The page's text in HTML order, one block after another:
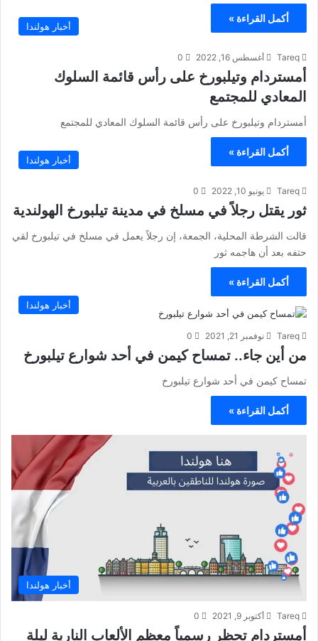
أكمل القراءة »
أخبار هولندا
Tareq أغسطس 16, 2022 0
أمستردام وتيلبورخ على رأس قائمة السلوك
المعادي للمجتمع
أمستردام وتيلبورخ على رأس قائمة السلوك المعادي للمجتمع
أكمل القراءة »
أخبار هولندا
Tareq يونيو 10, 2022 0
ثور يقتل رجلاً في مسلخ في مدينة تيلبورخ الهولندية
قالت الشرطة المحلية، الجمعة، إن رجلاً يعمل في مسلخ في تيلبورخ لقي
حتفه بعد أن هاجمه ثور
أكمل القراءة »
أخبار هولندا
Tareq نوفمبر 21, 2021 0
من أين جاء.. تمساح كيمن في أحد شوارع تيلبورخ
تمساح كيمن في أحد شوارع تيلبورخ
أكمل القراءة »
أخبار هولندا
Tareq أكتوبر 9, 2021 0
أمستردام تحظر رسمياً معظم الألعاب النارية ليلة